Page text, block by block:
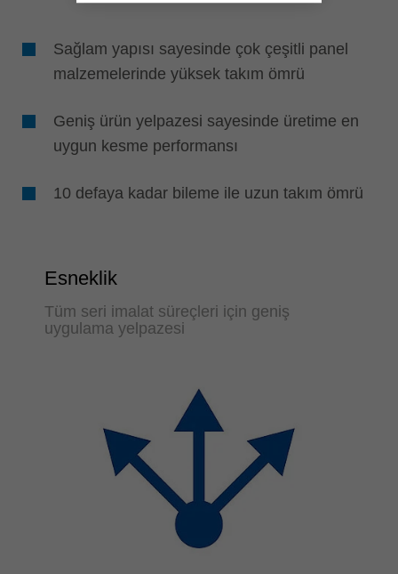
Sağlam yapısı sayesinde çok çeşitli panel
malzemelerinde yüksek takım ömrü
Geniş ürün yelpazesi sayesinde üretime en
uygun kesme performansı
10 defaya kadar bileme ile uzun takım ömrü
Esneklik
Tüm seri imalat süreçleri için geniş
uygulama yelpazesi